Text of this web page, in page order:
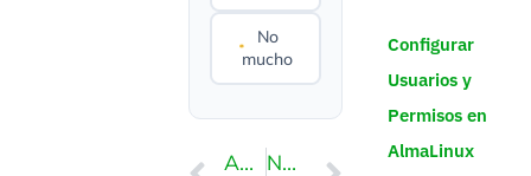
No
mucho
ANTERIOR NEXT
Configurar
Usuarios y
Permisos en
AlmaLinux